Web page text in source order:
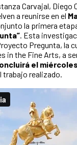
Carvajal, Diego
a reunirse en el
la primera
. Esta
Pregunta, la
in the Fine Arts, a
el
trabajo realizado.